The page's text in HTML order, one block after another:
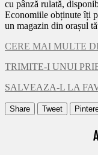
cu pânză rulată,
Economiile obținute îți
un magazin din orașul
CERE MAI MULTE
TRIMITE-I UNUI
SALVEAZA-L LA
Share Tweet